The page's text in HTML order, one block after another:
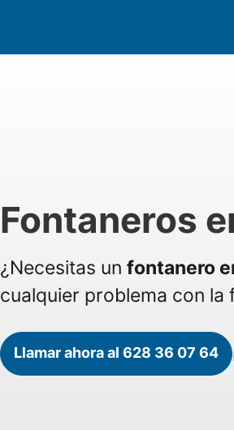
Fontaneros
¿Necesitas un fontanero
cualquier problema con la
Llamar ahora al 628 36 07 64